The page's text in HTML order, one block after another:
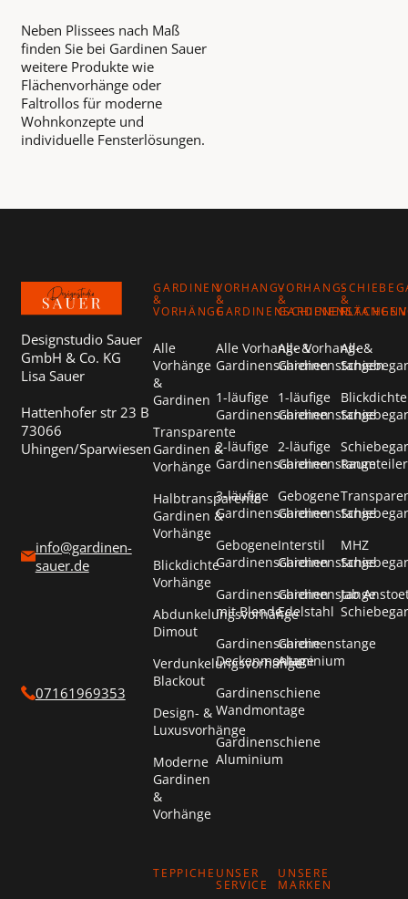
Neben Plissees nach Maß
finden Sie bei Gardinen Sauer
weitere Produkte wie
Flächenvorhänge oder
Faltrollos für moderne
Wohnkonzepte und
individuelle Fensterlösungen.
Designstudio Sauer
GmbH & Co. KG
Lisa Sauer
Hattenhofer str 23 B
73066
Uhingen/Sparwiesen
info@gardinen-
sauer.de
07161969353
GARDINEN
&
VORHÄNGE
Alle
Vorhänge
&
Gardinen
Transparente
Gardinen &
Vorhänge
Halbtransparente
Gardinen &
Vorhänge
Blickdichte
Vorhänge
Abdunkelungsvorhänge
Dimout
Verdunkelungsvorhänge
Blackout
Design- &
Luxusvorhänge
Moderne
Gardinen
&
Vorhänge
VORHANG-
&
GARDINENSCHIENEN
Alle Vorhang- &
Gardinenschienen
1-läufige
Gardinenschienen
2-läufige
Gardinenschienen
3-läufige
Gardinenschienen
Gebogene
Gardinenschienen
Gardinenschienen
mit Blende
Gardinenschiene
Deckenmontage
Gardinenschiene
Wandmontage
Gardinenschiene
Aluminium
VORHANG-
&
GARDINENSTANGEN
Alle Vorhang- &
Gardinenstangen
1-läufige
Gardinenstange
2-läufige
Gardinenstange
Gebogene
Gardinenstange
Interstil
Gardinenstange
Gardinenstange
Edelstahl
Gardinenstange
Aluminium
&
Alle
Blickdichte
Raumteiler
MHZ
Jab
TEPPICHE UNSER
SERVICE
UNSERE
MARKEN